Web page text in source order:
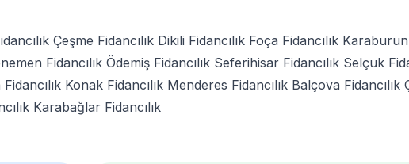
Çeşme Fidancılık Dikili Fidancılık Foça Fidancılık Karaburun
Fidancılık Ödemiş Fidancılık Seferihisar Fidancılık Selçuk
Konak Fidancılık Menderes Fidancılık Balçova Fidancılık
Karabağlar Fidancılık